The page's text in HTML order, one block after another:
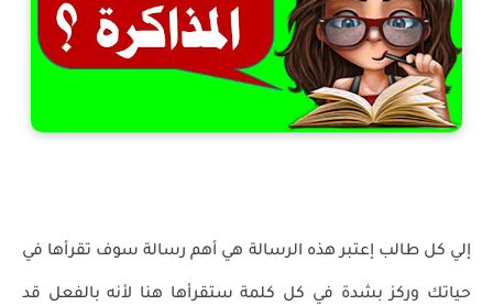
إلي كل طالب إعتبر هذه الرسالة هي أهم رسالة سوف تقرأها في
حياتك وركز بشدة في كل كلمة ستقرأها هنا لأنه بالفعل قد